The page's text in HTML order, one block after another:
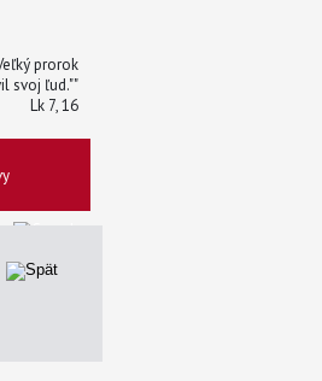
prorok
svoj ľud.""
Lk 7, 16